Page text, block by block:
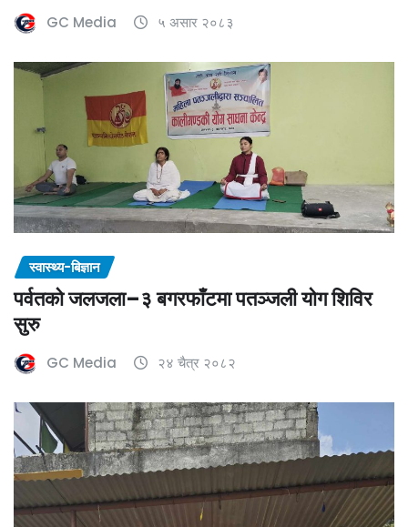
GC Media ५ असार २०८३
स्वास्थ्य-बिज्ञान
पर्वतको जलजला–३ बगरफाँटमा पतञ्जली योग शिविर
सुरु
GC Media २४ चैत्र २०८२